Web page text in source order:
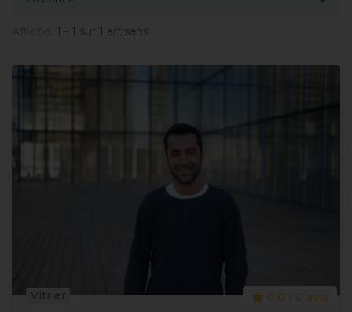
1 - 1 sur 1 artisans
Vitrier 0.0 | 0 avis